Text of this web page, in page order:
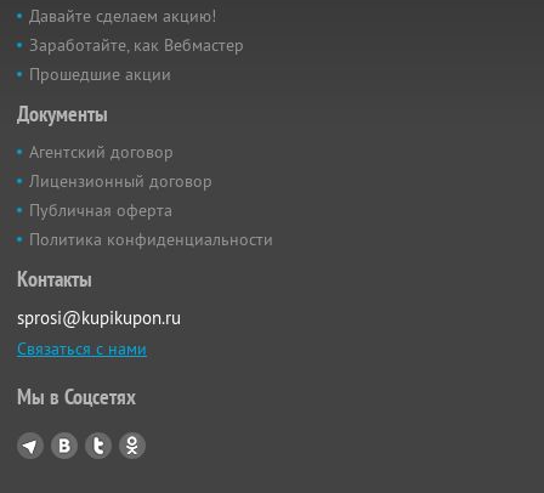
Давайте сделаем акцию!
Заработайте, как Вебмастер
Прошедшие акции
Документы
Агентский договор
Лицензионный договор
Публичная оферта
Политика конфиденциальности
Контакты
sprosi@kupikupon.ru
Связаться с нами
Мы в Соцсетях